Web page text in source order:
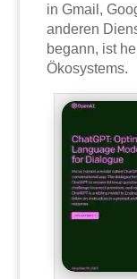
in Gmail,
anderen
begann, ist
Ökosystems.